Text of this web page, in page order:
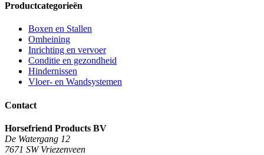
Productcategorieën
Boxen en Stallen
Omheining
Inrichting en vervoer
Conditie en gezondheid
Hindernissen
Vloer- en Wandsystemen
Contact
Horsefriend Products BV
De Watergang 12
7671 SW Vriezenveen